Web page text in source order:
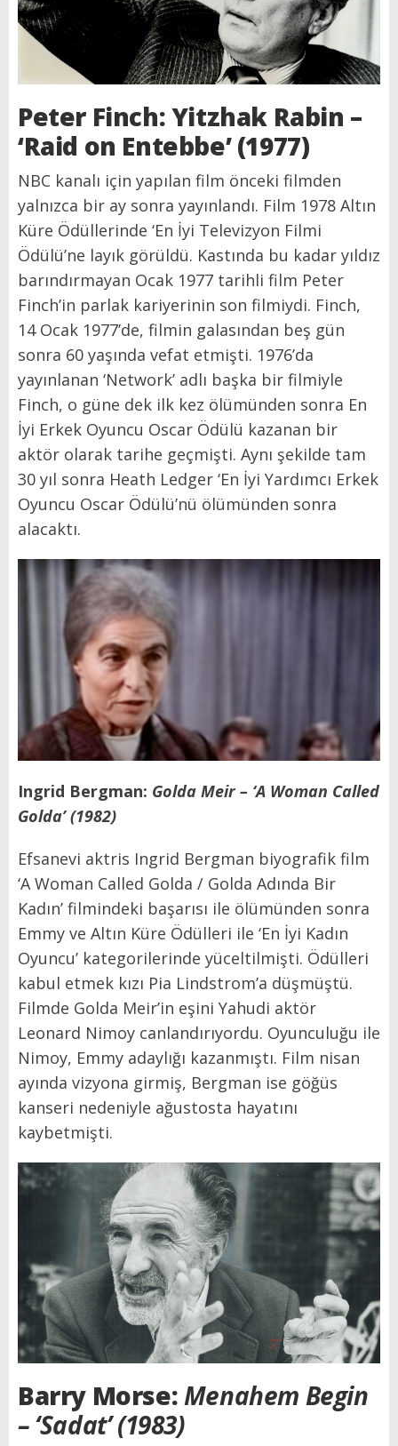
Peter Finch: Yitzhak Rabin –
‘Raid on Entebbe’ (1977)
NBC kanalı için yapılan film önceki filmden
yalnızca bir ay sonra yayınlandı. Film 1978 Altın
Küre Ödüllerinde ‘En İyi Televizyon Filmi
Ödülü’ne layık görüldü. Kastında bu kadar yıldız
barındırmayan Ocak 1977 tarihli film Peter
Finch’in parlak kariyerinin son filmiydi. Finch,
14 Ocak 1977’de, filmin galasından beş gün
sonra 60 yaşında vefat etmişti. 1976’da
yayınlanan ‘Network’ adlı başka bir filmiyle
Finch, o güne dek ilk kez ölümünden sonra En
İyi Erkek Oyuncu Oscar Ödülü kazanan bir
aktör olarak tarihe geçmişti. Aynı şekilde tam
30 yıl sonra Heath Ledger ‘En İyi Yardımcı Erkek
Oyuncu Oscar Ödülü’nü ölümünden sonra
alacaktı.
Ingrid Bergman: Golda Meir – ‘A Woman Called
Golda’ (1982)
Efsanevi aktris Ingrid Bergman biyografik film
‘A Woman Called Golda / Golda Adında Bir
Kadın’ filmindeki başarısı ile ölümünden sonra
Emmy ve Altın Küre Ödülleri ile ‘En İyi Kadın
Oyuncu’ kategorilerinde yüceltilmişti. Ödülleri
kabul etmek kızı Pia Lindstrom’a düşmüştü.
Filmde Golda Meir’in eşini Yahudi aktör
Leonard Nimoy canlandırıyordu. Oyunculuğu ile
Nimoy, Emmy adaylığı kazanmıştı. Film nisan
ayında vizyona girmiş, Bergman ise göğüs
kanseri nedeniyle ağustosta hayatını
kaybetmişti.
Barry Morse:Menahem Begin
– ‘Sadat’ (1983)